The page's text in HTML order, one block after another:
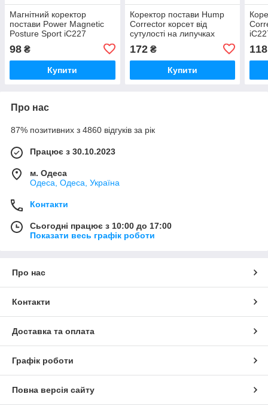
Магнітний коректор
постави Power Magnetic
Posture Sport iC227
98 ₴
Купити
Коректор постави Hump
Corrector корсет від
сутулості на липучках
172₴
Купити
118
Про нас
87% позитивних з 4860 відгуків за рік
Працює з 30.10.2023
м. Одеса
Одеса, Одеса, Україна
Контакти
Сьогодні працює з 10:00 до 17:00
Показати весь графік роботи
Про нас
Контакти
Доставка та оплата
Графік роботи
Повна версія сайту